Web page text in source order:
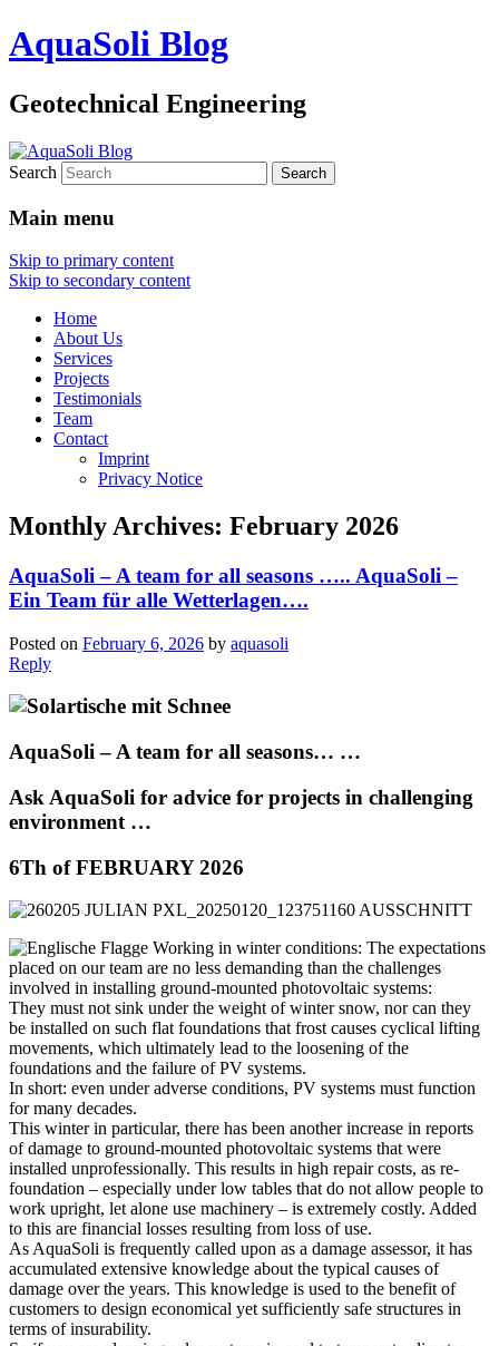
AquaSoli Blog
Geotechnical Engineering
Search
Main menu
Skip to primary content
Skip to secondary content
Home
About Us
Services
Projects
Testimonials
Team
Contact
Imprint
Privacy Notice
Monthly Archives: February 2026
AquaSoli – A team for all seasons ….. AquaSoli –
Ein Team für alle Wetterlagen….
Posted on February 6, 2026 by aquasoli
Reply
AquaSoli – A team for all seasons… …
Ask AquaSoli for advice for projects in challenging
environment …
6Th of FEBRUARY 2026
Working in winter conditions: The expectations
placed on our team are no less demanding than the challenges
involved in installing ground-mounted photovoltaic systems:
They must not sink under the weight of winter snow, nor can they
be installed on such flat foundations that frost causes cyclical lifting
movements, which ultimately lead to the loosening of the
foundations and the failure of PV systems.
In short: even under adverse conditions, PV systems must function
for many decades.
This winter in particular, there has been another increase in reports
of damage to ground-mounted photovoltaic systems that were
installed unprofessionally. This results in high repair costs, as re-
foundation – especially under low tables that do not allow people to
work upright, let alone use machinery – is extremely costly. Added
to this are financial losses resulting from loss of use.
As AquaSoli is frequently called upon as a damage assessor, it has
accumulated extensive knowledge about the typical causes of
damage over the years. This knowledge is used to the benefit of
customers to design economical yet sufficiently safe structures in
terms of insurability.